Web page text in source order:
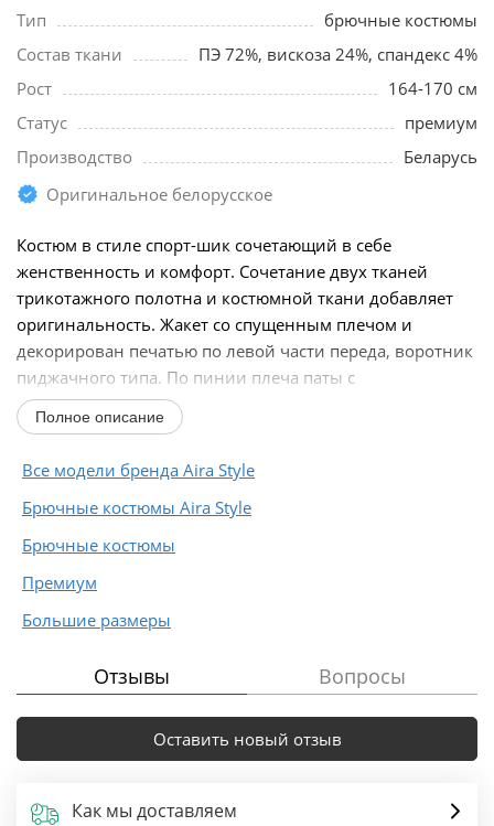
Тип
брючные костюмы
Состав ткани
ПЭ 72%, вискоза 24%, спандекс 4%
Рост
164-170 см
Статус
премиум
Производство
Беларусь
Оригинальное белорусское
Костюм в стиле спорт-шик сочетающий в себе
женственность и комфорт. Сочетание двух тканей
трикотажного полотна и костюмной ткани добавляет
оригинальность. Жакет со спущенным плечом и
декорирован печатью по левой части переда, воротник
пиджачного типа. По пинии плеча паты с
полукольцом...
Полное описание
Все модели бренда Aira Style
Брючные костюмы Aira Style
Брючные костюмы
Премиум
Большие размеры
Отзывы Вопросы
Оставить новый отзыв
Как мы доставляем